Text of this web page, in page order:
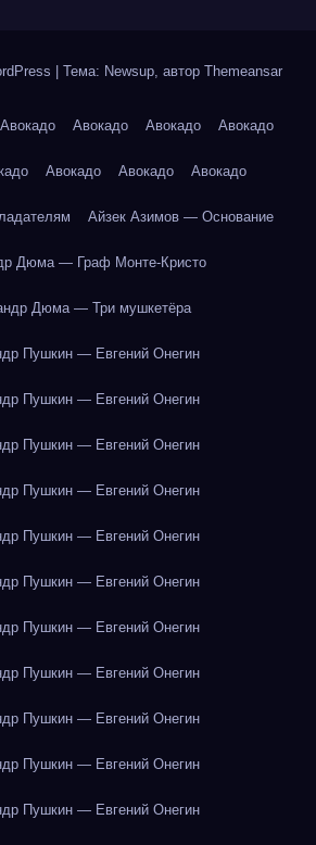
Тема: Newsup, автор Themeansar
Авокадо Авокадо Авокадо Авокадо
Авокадо Авокадо Авокадо
Айзек Азимов — Основание
Дюма — Граф Монте-Кристо
Дюма — Три мушкетёра
Пушкин — Евгений Онегин
Пушкин — Евгений Онегин
Пушкин — Евгений Онегин
Пушкин — Евгений Онегин
Пушкин — Евгений Онегин
Пушкин — Евгений Онегин
Пушкин — Евгений Онегин
Пушкин — Евгений Онегин
Пушкин — Евгений Онегин
Пушкин — Евгений Онегин
Пушкин — Евгений Онегин